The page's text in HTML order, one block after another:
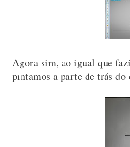
Agora sim, ao igual que
pintamos a parte de trás